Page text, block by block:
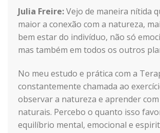
Julia Freire:Vejo de maneira nítida
maior a conexão com a natureza,
bem estar do indivíduo, não só
mas também em todos os outros
No meu estudo e prática com a
constantemente chamada ao
observar a natureza e aprender com
naturais. Percebo o quanto isso
equilíbrio mental, emocional e